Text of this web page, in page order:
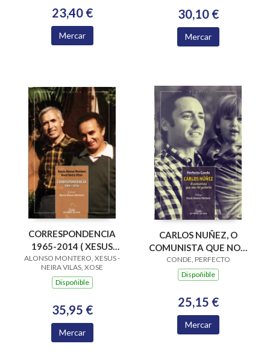
23,40 €
Mercar
30,10 €
Mercar
CORRESPONDENCIA
1965-2014 ( XESUS
ALONSO MONTERO -
XOSE NEIRA VILAS
ALONSO MONTERO, XESUS -
NEIRA VILAS, XOSE
Dispoñible
35,95 €
Mercar
CARLOS NUÑEZ, O
COMUNISTA QUE NON
FOI GAITEIRO
CONDE, PERFECTO
Dispoñible
25,15 €
Mercar